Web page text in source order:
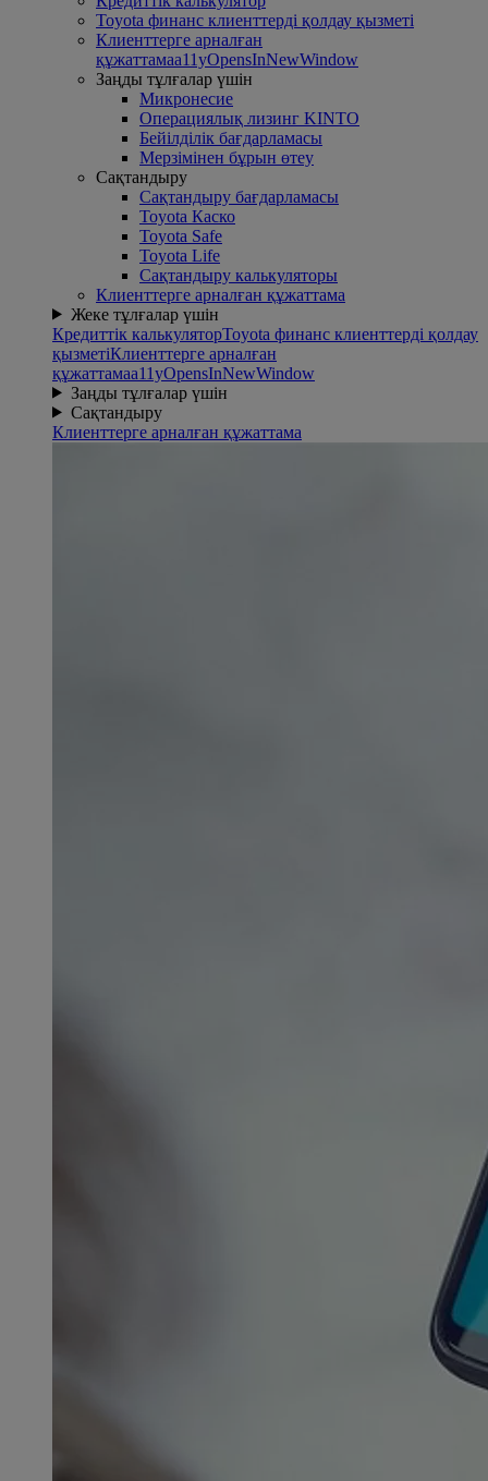
Toyota финанс клиенттерді қолдау қызметі
Клиенттерге арналған
құжаттамаa11yOpensInNewWindow
Заңды тұлғалар үшін
Микронесие
Операциялық лизинг KINTO
Бейілділік бағдарламасы
Mерзімінен бұрын өтеу
Сақтандыру
Сақтандыру бағдарламасы
Toyota Каско
Toyota Safe
Toyota Life
Сақтандыру калькуляторы
Клиенттерге арналған құжаттама
Жеке тұлғалар үшін
Кредиттік калькуляторToyota финанс клиенттерді қолдау
қызметіКлиенттерге арналған
құжаттамаa11yOpensInNewWindow
Заңды тұлғалар үшін
Сақтандыру
Клиенттерге арналған құжаттама